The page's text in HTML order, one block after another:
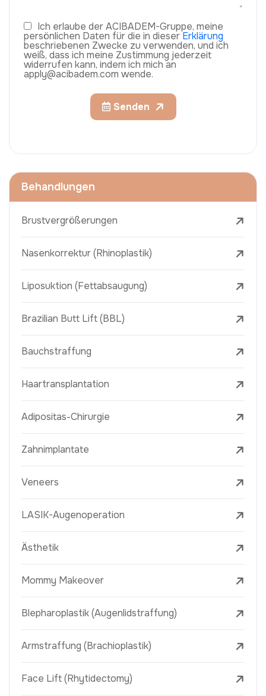
Ich erlaube der ACIBADEM-Gruppe, meine
persönlichen Daten für die in dieserErklärung
beschriebenen Zwecke zu verwenden, und ich
weiß, dass ich meine Zustimmung jederzeit
widerrufen kann, indem ich mich an
apply@acibadem.com wende.
Senden
Behandlungen
Brustvergrößerungen
Nasenkorrektur (Rhinoplastik)
Liposuktion (Fettabsaugung)
Brazilian Butt Lift (BBL)
Bauchstraffung
Haartransplantation
Adipositas-Chirurgie
Zahnimplantate
Veneers
LASIK-Augenoperation
Ästhetik
Mommy Makeover
Blepharoplastik (Augenlidstraffung)
Armstraffung (Brachioplastik)
Face Lift (Rhytidectomy)